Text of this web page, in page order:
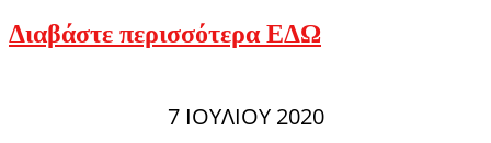
Διαβάστε περισσότερα ΕΔΩ
7 ΙΟΥΛΊΟΥ 2020